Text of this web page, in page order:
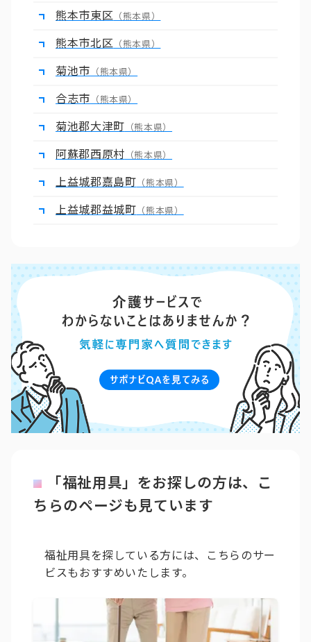
熊本市東区 （熊本県）
熊本市北区 （熊本県）
菊池市 （熊本県）
合志市 （熊本県）
菊池郡大津町 （熊本県）
阿蘇郡西原村 （熊本県）
上益城郡嘉島町 （熊本県）
上益城郡益城町 （熊本県）
「福祉用具」をお探しの方は、こ
ちらのページも見ています
福祉用具を探している方には、こちらのサー
ビスもおすすめいたします。